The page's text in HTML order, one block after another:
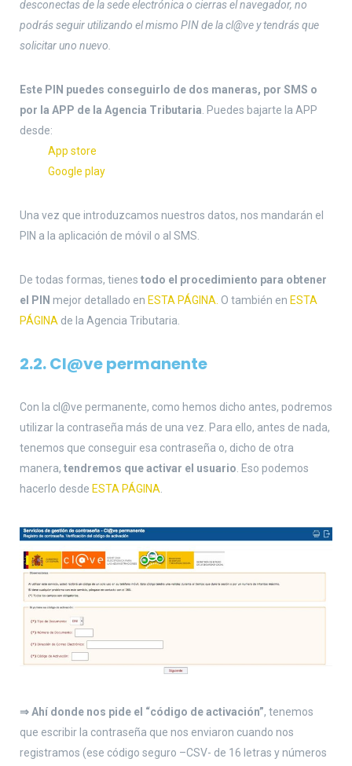
desconectas de la sede electrónica o cierras el navegador, no
podrás seguir utilizando el mismo PIN de la cl@ve y tendrás que
solicitar uno nuevo.
Este PIN puedes conseguirlo de dos maneras, por SMS o
por la APP de la Agencia Tributaria. Puedes bajarte la APP
desde:
App store
Google play
Una vez que introduzcamos nuestros datos, nos mandarán el
PIN a la aplicación de móvil o al SMS.
De todas formas, tienes todo el procedimiento para obtener
el PIN mejor detallado en ESTA PÁGINA. O también en ESTA
PÁGINA de la Agencia Tributaria.
2.2.Cl@ve permanente
Con la cl@ve permanente, como hemos dicho antes, podremos
utilizar la contraseña más de una vez. Para ello, antes de nada,
tenemos que conseguir esa contraseña o, dicho de otra
manera, tendremos que activar el usuario. Eso podemos
hacerlo desde ESTA PÁGINA.
⇒ Ahí donde nos pide el “código de activación”, tenemos
que escribir la contraseña que nos enviaron cuando nos
registramos (ese código seguro –CSV- de 16 letras y números